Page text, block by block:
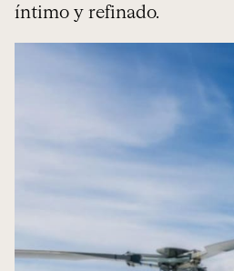
íntimo y refinado.